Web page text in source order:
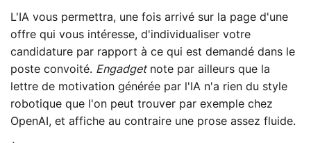
L'IA vous permettra, une fois arrivé sur la page d'une
offre qui vous intéresse, d'individualiser votre
candidature par rapport à ce qui est demandé dans le
poste convoité. Engadgetnote par ailleurs que la
lettre de motivation générée par l'IA n'a rien du style
robotique que l'on peut trouver par exemple chez
OpenAI, et affiche au contraire une prose assez fluide.